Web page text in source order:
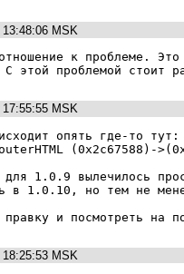
13:48:06 MSK
к проблеме. Это
этой проблемой стоит
17:55:55 MSK
опять где-то
(0x2c67588)-
1.0.9 вылечилось
в 1.0.10, но тем не
18:25:53 MSK